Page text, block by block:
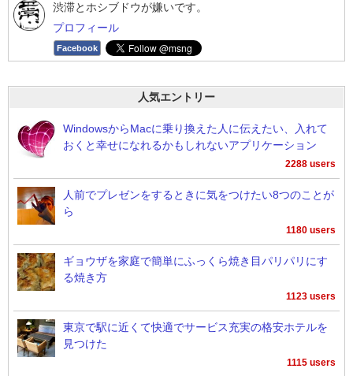
渋滞とホシブドウが嫌いです。
プロフィール
Facebook
人気エントリー
WindowsからMacに乗り換えた人に伝えたい、入れて
おくと幸せになれるかもしれないアプリケーション
2288 users
人前でプレゼンをするときに気をつけたい8つのことが
ら
1180 users
ギョウザを家庭で簡単にふっくら焼き目パリパリにす
る焼き方
1123 users
東京で駅に近くて快適でサービス充実の格安ホテルを
見つけた
1115 users